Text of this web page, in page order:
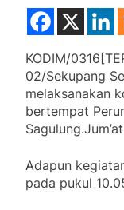
KODIM/
02/Sekupang
melaksanakan
bertempat
Adapun
pada pukul